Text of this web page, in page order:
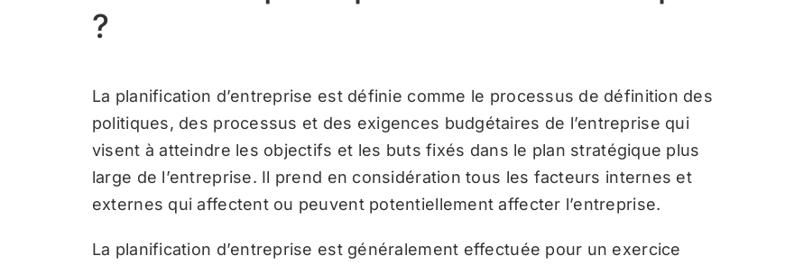
?
La planification d’entreprise est définie comme le processus de définition des
politiques, des processus et des exigences budgétaires de l’entreprise qui
visent à atteindre les objectifs et les buts fixés dans le plan stratégique plus
large de l’entreprise. Il prend en considération tous les facteurs internes et
externes qui affectent ou peuvent potentiellement affecter l’entreprise.
La planification d’entreprise est généralement effectuée pour un exercice